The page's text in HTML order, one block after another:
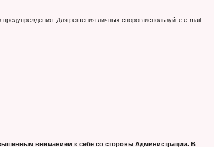
Для решения личных споров используйте e-mail
вниманием к себе со стороны Администрации. В